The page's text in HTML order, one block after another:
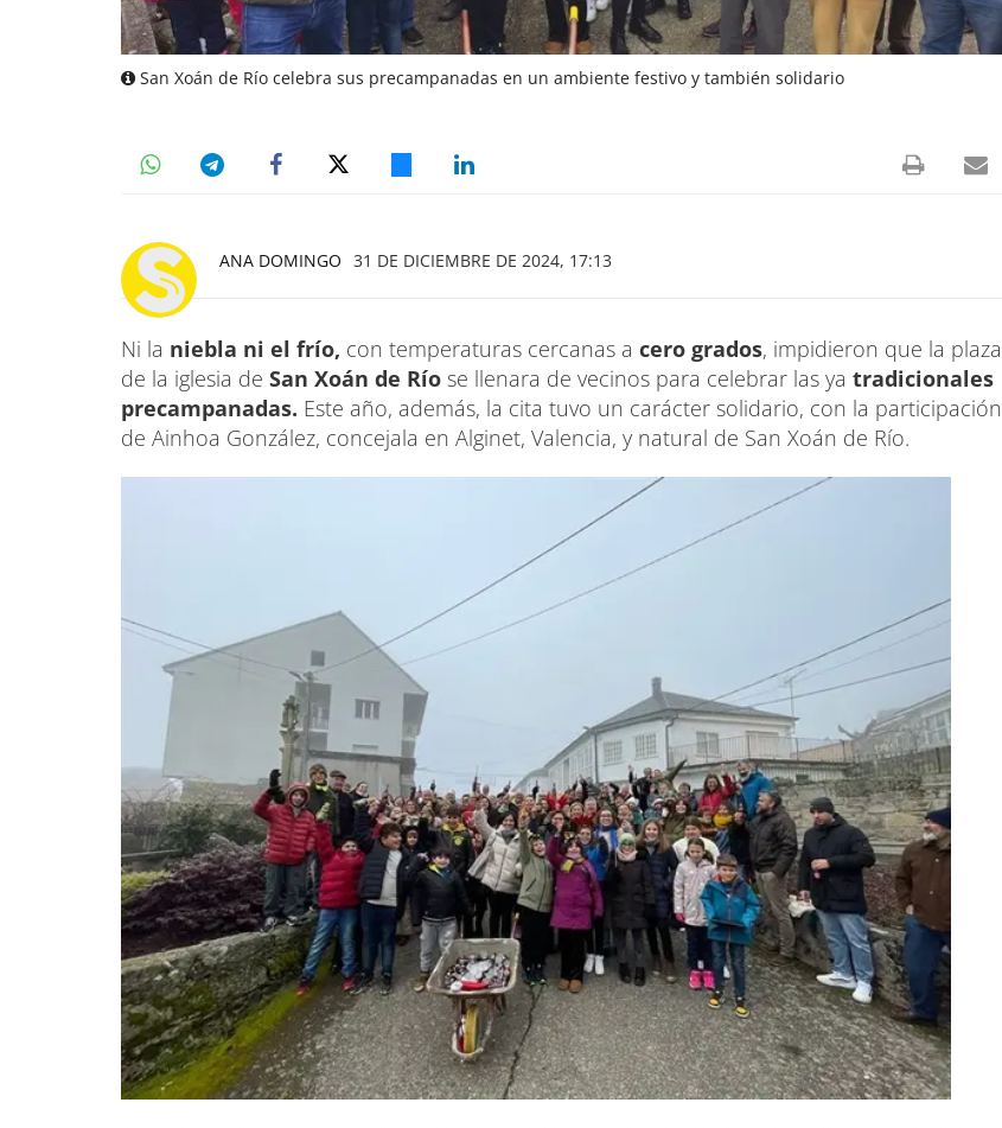
San Xoán de Río celebra sus precampanadas en un ambiente festivo y también solidario
ANA DOMINGO 31 DE DICIEMBRE DE 2024, 17:13
Ni la niebla ni el frío, con temperaturas cercanas a cero grados, impidieron que la plaza
de la iglesia de San Xoán de Río se llenara de vecinos para celebrar las ya tradicionales
precampanadas. Este año, además, la cita tuvo un carácter solidario, con la participación
de Ainhoa González, concejala en Alginet, Valencia, y natural de San Xoán de Río.